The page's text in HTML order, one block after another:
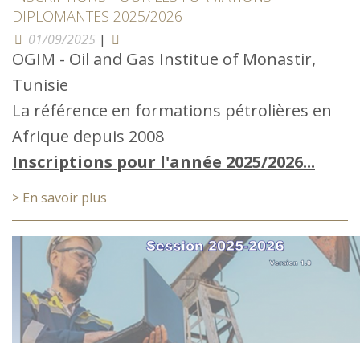
DIPLOMANTES 2025/2026
01/09/2025 |
OGIM - Oil and Gas Institue of Monastir,
Tunisie
La référence en formations pétrolières en
Afrique depuis 2008
Inscriptions pour l'année 2025/2026...
> En savoir plus